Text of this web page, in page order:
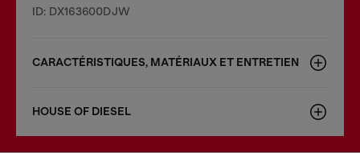
ID: DX163600DJW
CARACTÉRISTIQUES, MATÉRIAUX ET ENTRETIEN
HOUSE OF DIESEL